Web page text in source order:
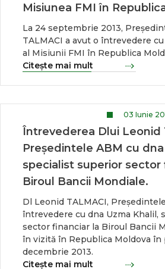
Misiunea FMI în
La 24 septembrie 2013,
TALMACI a avut o întrevedere
al Misiunii FMI în Republica
Citește mai mult
03 Iunie
Întrevederea Dlui Leonid
Președintele ABM cu
specialist superior sector
Biroul Bancii Mondiale.
Dl Leonid TALMACI,
întrevedere cu dna Uzma Khalil,
sector financiar la Biroul Bancii
în vizită în Republica Moldova în
decembrie 2013.
Citește mai mult